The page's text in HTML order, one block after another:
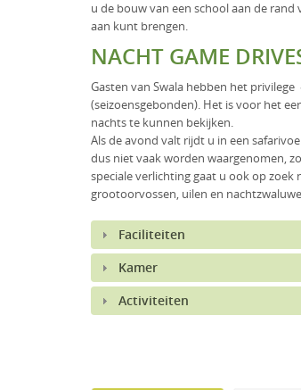
u de bouw van een school aan de
aan kunt brengen.
NACHT GAME
Gasten van Swala hebben het
(seizoensgebonden). Het is voor het
nachts te kunnen bekijken.
Als de avond valt rijdt u in een
dus niet vaak worden waargenomen,
speciale verlichting gaat u ook op zoek
grootoorvossen, uilen en
Faciliteiten
Kamer
Activiteiten